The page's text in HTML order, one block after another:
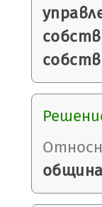
община